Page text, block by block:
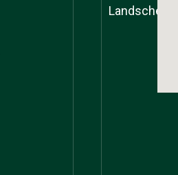
Landscheid